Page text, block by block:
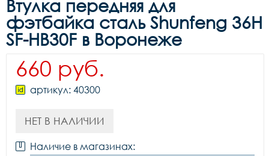
Втулка передняя для
фэтбайка сталь Shunfeng 36H
SF-HB30F в Воронеже
660 руб.
артикул: 40300
НЕТ В НАЛИЧИИ
Наличие в магазинах: